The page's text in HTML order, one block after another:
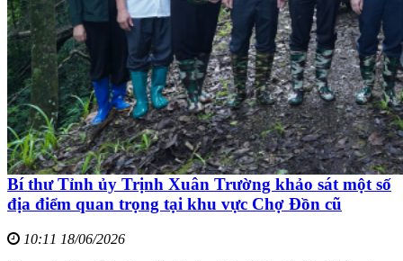
Bí thư Tỉnh ủy Trịnh Xuân Trường khảo sát một số
địa điểm quan trọng tại khu vực Chợ Đồn cũ
10:11 18/06/2026